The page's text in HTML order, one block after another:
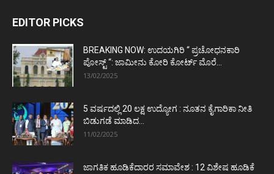
EDITOR PICKS
BREAKING NOW: ಉದಯಗಿರಿ “ ಪ್ರಚೋಧನಕಾರಿ
ಪೋಸ್ಟ್‌ “: ಜಾಮೀನು ಕೋರಿ ಕೋರ್ಟ್‌ ಮೊರೆ...
13/02/2025
5 ವರ್ಷದಲ್ಲಿ 20 ಲಕ್ಷ ಉದ್ಯೋಗ : ನೂತನ ಕೈಗಾರಿಕಾ ನೀತಿ
ಬಿಡುಗಡೆ ಮಾಡಿದ...
11/02/2025
ಜಾಗತಿಕ ಹೂಡಿಕೆದಾರರ ಸಮಾವೇಶ : 12 ವಿಶೇಷ ಹೂಡಿಕೆ